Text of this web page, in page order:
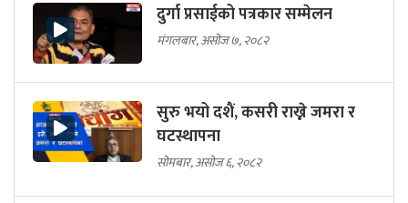
दुर्गा प्रसाईको पत्रकार सम्मेलन
मंगलबार, असोज ७, २०८२
सुरु भयो दशैं, कसरी राख्ने जमरा र
घटस्थापना
सोमबार, असोज ६, २०८२